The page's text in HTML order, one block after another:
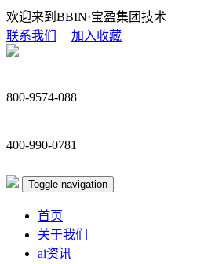
欢迎来到BBIN·宝盈集团技术
联系我们
| 加入收藏
800-9574-088
400-990-0781
Toggle navigation
首页
关于我们
ai资讯